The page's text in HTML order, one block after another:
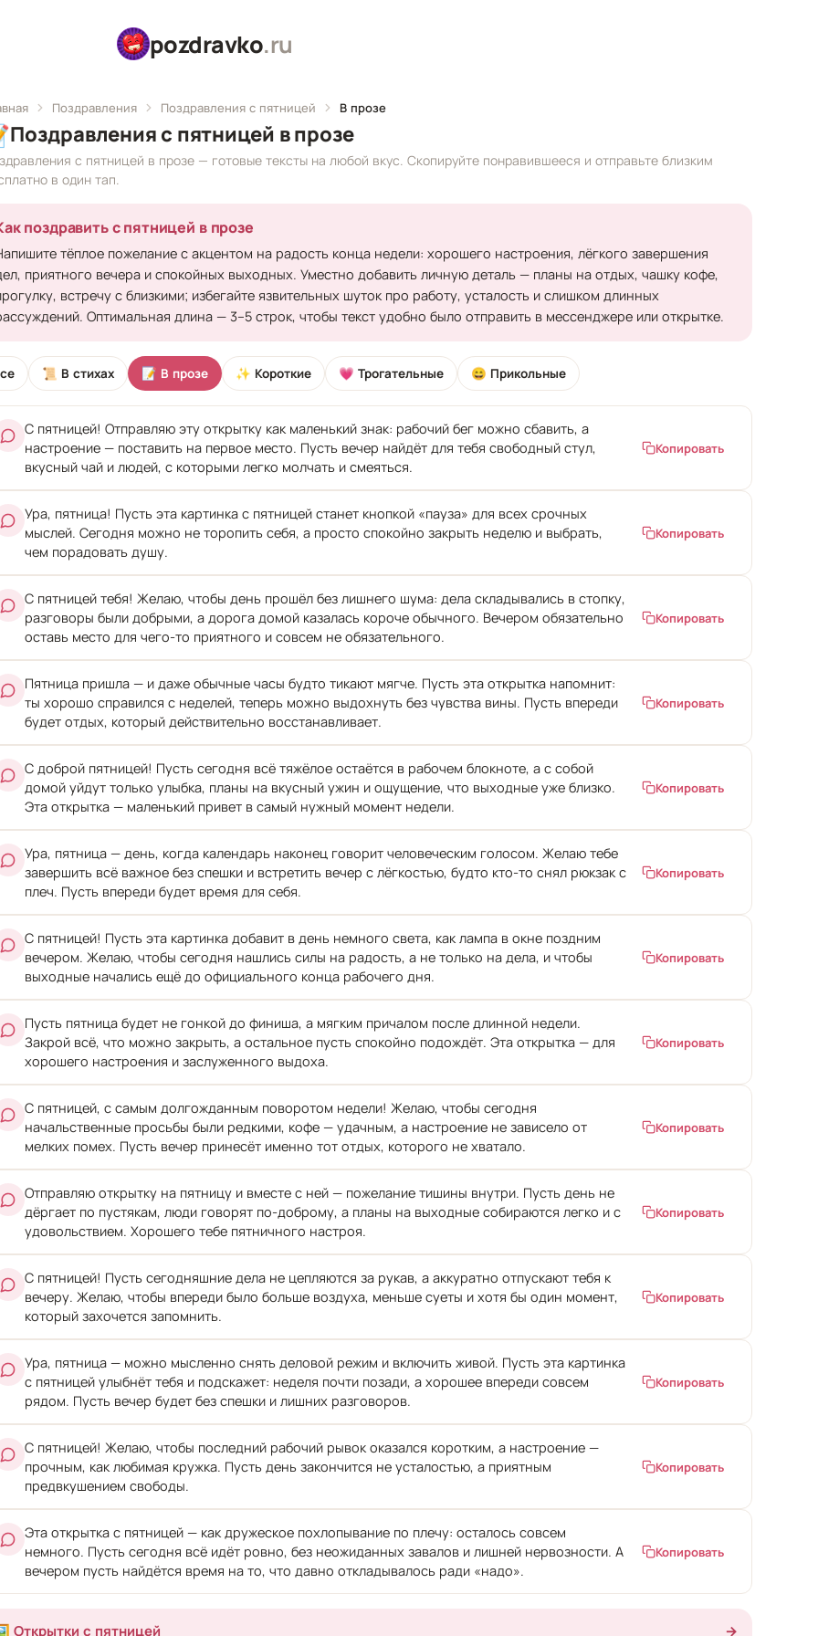
pozdravko.ru
Поздравления Поздравления с пятницей В прозе
Поздравления с пятницей в прозе
с пятницей в прозе — готовые тексты на любой вкус. Скопируйте понравившееся и отправьте близким
в один тап.
поздравить с пятницей в прозе
тёплое пожелание с акцентом на радость конца недели: хорошего настроения, лёгкого завершения
приятного вечера и спокойных выходных. Уместно добавить личную деталь — планы на отдых, чашку кофе,
встречу с близкими; избегайте язвительных шуток про работу, усталость и слишком длинных
Оптимальная длина — 3–5 строк, чтобы текст удобно было отправить в мессенджере или открытке.
📜 В стихах 📝 В прозе ✨ Короткие 💗 Трогательные 😄 Прикольные
С пятницей! Отправляю эту открытку как маленький знак: рабочий бег можно сбавить, а
настроение — поставить на первое место. Пусть вечер найдёт для тебя свободный стул,
вкусный чай и людей, с которыми легко молчать и смеяться.
Копировать
Ура, пятница! Пусть эта картинка с пятницей станет кнопкой «пауза» для всех срочных
мыслей. Сегодня можно не торопить себя, а просто спокойно закрыть неделю и выбрать,
чем порадовать душу.
Копировать
С пятницей тебя! Желаю, чтобы день прошёл без лишнего шума: дела складывались в стопку,
разговоры были добрыми, а дорога домой казалась короче обычного. Вечером обязательно
оставь место для чего-то приятного и совсем не обязательного.
Копировать
Пятница пришла — и даже обычные часы будто тикают мягче. Пусть эта открытка напомнит:
ты хорошо справился с неделей, теперь можно выдохнуть без чувства вины. Пусть впереди
будет отдых, который действительно восстанавливает.
Копировать
С доброй пятницей! Пусть сегодня всё тяжёлое остаётся в рабочем блокноте, а с собой
домой уйдут только улыбка, планы на вкусный ужин и ощущение, что выходные уже близко.
Эта открытка — маленький привет в самый нужный момент недели.
Копировать
Ура, пятница — день, когда календарь наконец говорит человеческим голосом. Желаю тебе
завершить всё важное без спешки и встретить вечер с лёгкостью, будто кто-то снял рюкзак с
плеч. Пусть впереди будет время для себя.
Копировать
С пятницей! Пусть эта картинка добавит в день немного света, как лампа в окне поздним
вечером. Желаю, чтобы сегодня нашлись силы на радость, а не только на дела, и чтобы
выходные начались ещё до официального конца рабочего дня.
Копировать
Пусть пятница будет не гонкой до финиша, а мягким причалом после длинной недели.
Закрой всё, что можно закрыть, а остальное пусть спокойно подождёт. Эта открытка — для
хорошего настроения и заслуженного выдоха.
Копировать
С пятницей, с самым долгожданным поворотом недели! Желаю, чтобы сегодня
начальственные просьбы были редкими, кофе — удачным, а настроение не зависело от
мелких помех. Пусть вечер принесёт именно тот отдых, которого не хватало.
Копировать
Отправляю открытку на пятницу и вместе с ней — пожелание тишины внутри. Пусть день не
дёргает по пустякам, люди говорят по-доброму, а планы на выходные собираются легко и с
удовольствием. Хорошего тебе пятничного настроя.
Копировать
С пятницей! Пусть сегодняшние дела не цепляются за рукав, а аккуратно отпускают тебя к
вечеру. Желаю, чтобы впереди было больше воздуха, меньше суеты и хотя бы один момент,
который захочется запомнить.
Копировать
Ура, пятница — можно мысленно снять деловой режим и включить живой. Пусть эта картинка
с пятницей улыбнёт тебя и подскажет: неделя почти позади, а хорошее впереди совсем
рядом. Пусть вечер будет без спешки и лишних разговоров.
Копировать
С пятницей! Желаю, чтобы последний рабочий рывок оказался коротким, а настроение —
прочным, как любимая кружка. Пусть день закончится не усталостью, а приятным
предвкушением свободы.
Копировать
Эта открытка с пятницей — как дружеское похлопывание по плечу: осталось совсем
немного. Пусть сегодня всё идёт ровно, без неожиданных завалов и лишней нервозности. А
вечером пусть найдётся время на то, что давно откладывалось ради «надо».
Копировать
Открытки с пятницей →